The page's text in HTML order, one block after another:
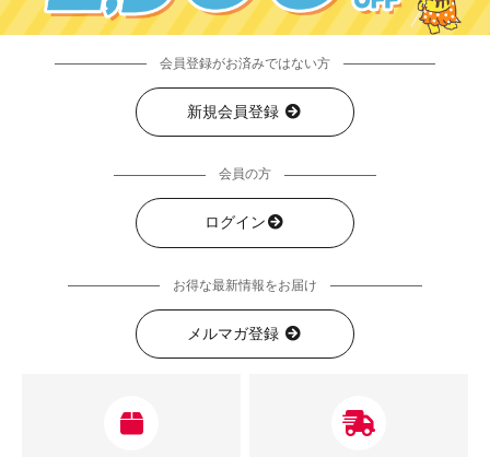
会員登録がお済みではない方
新規会員登録
会員の方
ログイン
お得な最新情報をお届け
メルマガ登録